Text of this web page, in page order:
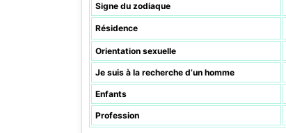
Signe du zodiaque
Résidence
Orientation sexuelle
Je suis à la recherche d’un homme
Enfants
Profession